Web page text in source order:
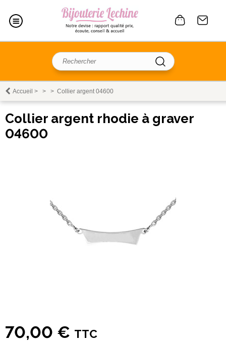
Accueil > > > Collier argent 04600
Collier argent rhodie à graver
04600
70,00 € TTC